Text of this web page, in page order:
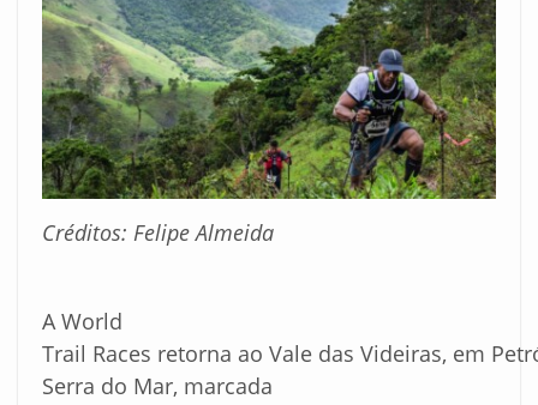
Créditos: Felipe Almeida
A World
Trail Races retorna ao Vale das Videiras, em
Serra do Mar, marcada